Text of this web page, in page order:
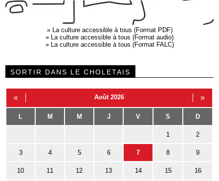
» La culture accessible à tous (Format PDF)
» La culture accessible à tous (Format audio)
» La culture accessible à tous (Format FALC)
SORTIR DANS LE CHOLETAIS
« Août 2026 »
L M M J V S D
1 2
3 4 5 6 7 8 9
10 11 12 13 14 15 16